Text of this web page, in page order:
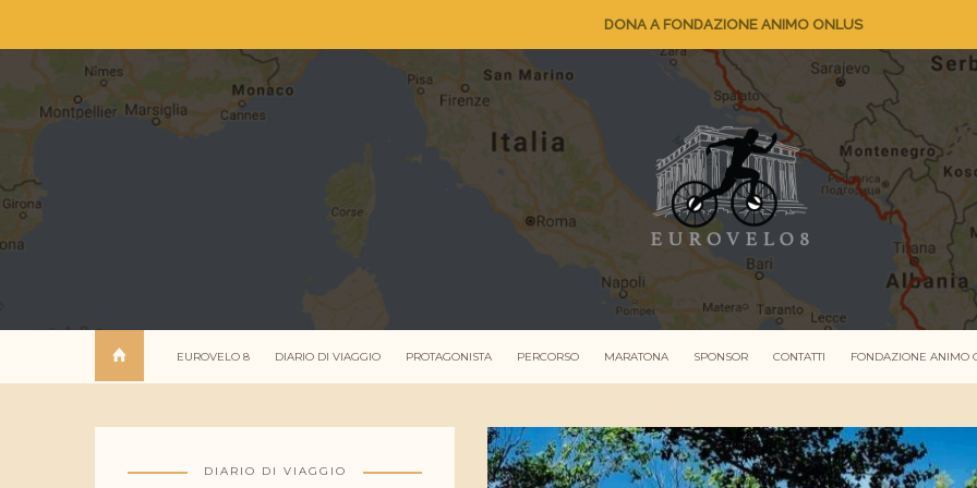
DONA A FONDAZIONE ANIMO ONLUS
EUROVELO 8 DIARIO DI VIAGGIO PROTAGONISTA PERCORSO MARATONA SPONSOR CONTATTI FONDAZIONE ANIMO
DIARIO DI VIAGGIO